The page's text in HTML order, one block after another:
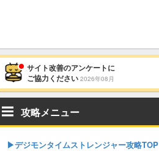
サイト改善のアンケートに
ご協力ください 2026年08月
攻略メニュー
▶︎デジモンタイムストレンジャー攻略TOP